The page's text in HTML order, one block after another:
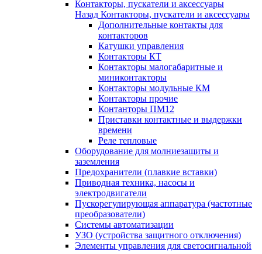
Контакторы, пускатели и аксессуары
Назад Контакторы, пускатели и аксессуары
Дополнительные контакты для
контакторов
Катушки управления
Контакторы КТ
Контакторы малогабаритные и
миниконтакторы
Контакторы модульные КМ
Контакторы прочие
Контанторы ПМ12
Приставки контактные и выдержки
времени
Реле тепловые
Оборудование для молниезащиты и
заземления
Предохранители (плавкие вставки)
Приводная техника, насосы и
электродвигатели
Пускорегулирующая аппаратура (частотные
преобразователи)
Системы автоматизации
УЗО (устройства защитного отключения)
Элементы управления для светосигнальной